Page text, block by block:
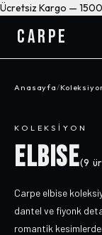
Ücretsiz Kargo —
CARPE
Anasayfa/
KOLEKSIYON
ELBISE(9
Carpe elbise
dantel ve fiyonk
romantik